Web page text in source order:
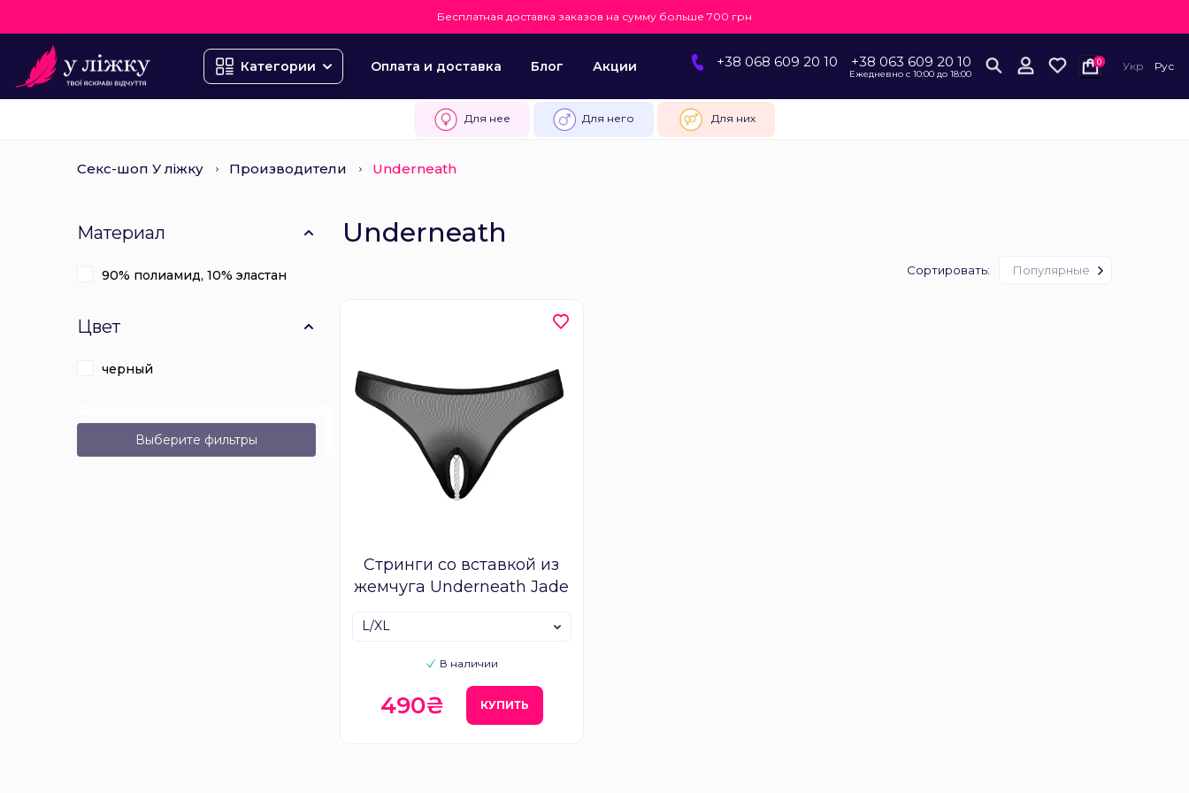
Бесплатная доставка заказов на сумму больше 700 грн
Категории Оплата и доставка Блог Акции +38 068 609 20 10 +38 063 609 20 10
Ежедневно с 10:00 до 18:00
0 Укр Рус
Для нее Для него Для них
Секс-шоп У ліжку Производители Underneath
Материал
90% полиамид, 10% эластан
Цвет
черный
Выберите фильтры
Underneath
Сортировать: Популярные
Стринги со вставкой из
жемчуга Underneath Jade
В наличии
L/XL
490₴ КУПИТЬ